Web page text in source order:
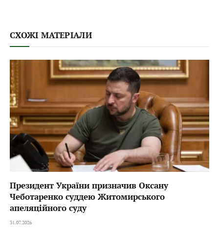
СХОЖІ МАТЕРІАЛИ
Президент України призначив Оксану
Чеботаренко суддею Житомирського
апеляційного суду
31.07.2026